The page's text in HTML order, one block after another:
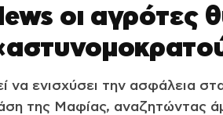
οι αγρότες
να ενισχύσει την ασφάλεια
της Μαφίας, αναζητώντας